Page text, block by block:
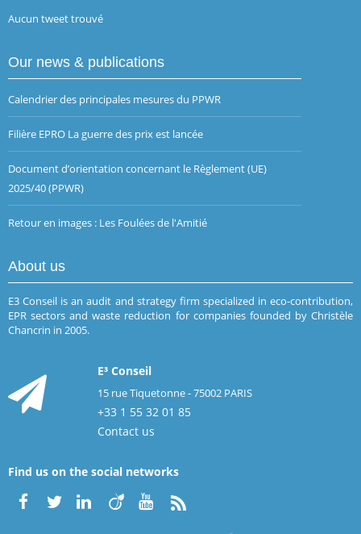
Aucun tweet trouvé
Our news & publications
Calendrier des principales mesures du PPWR
Filière EPRO La guerre des prix est lancée
Document d’orientation concernant le Règlement (UE)
2025/40 (PPWR)
Retour en images : Les Foulées de l'Amitié
About us
E3 Conseil is an audit and strategy firm specialized in eco-contribution,
EPR sectors and waste reduction for companies founded by Christèle
Chancrin in 2005.
E³ Conseil
15 rue Tiquetonne - 75002 PARIS
+33 1 55 32 01 85
Contact us
Find us on the social networks